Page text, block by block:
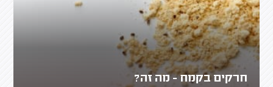
חרקים בקמח - מה זה?